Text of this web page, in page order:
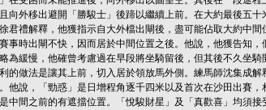
向外移出避開「勝駿士」後蹄以繼續上前。在大約最後五十
君禮解釋，他獲指示自大外檔出閘後，盡可能佔取大約中
事時出閘不快，因而居於中間位置之後。他說，他獲告知，
為緩慢，他確曾考慮過在早段將坐騎留後，但其後不久坐
的做法是讓其上前，切入居於領放馬外側。練馬師沈集成
他說，「勁惑」是日增程角逐千四米以及首次在沙田出賽，
中間之前的有遮擋位置。「悅駿財星」及「真歡喜」均須接